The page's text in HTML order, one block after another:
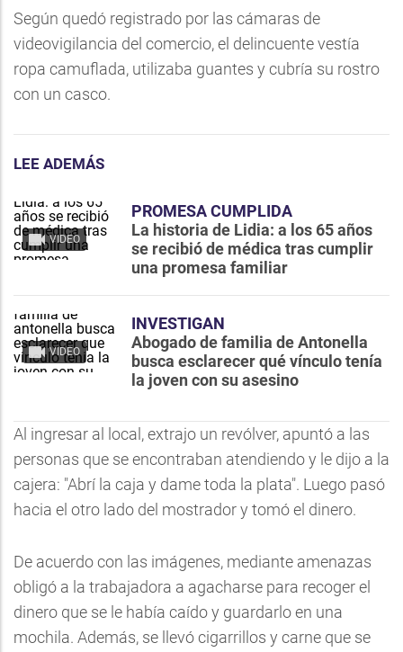
Según quedó registrado por las cámaras de
videovigilancia del comercio, el delincuente vestía
ropa camuflada, utilizaba guantes y cubría su rostro
con un casco.
LEE ADEMÁS
VIDEO
PROMESA CUMPLIDA
La historia de Lidia: a los 65 años
se recibió de médica tras cumplir
una promesa familiar
VIDEO
INVESTIGAN
Abogado de familia de Antonella
busca esclarecer qué vínculo tenía
la joven con su asesino
Al ingresar al local, extrajo un revólver, apuntó a las
personas que se encontraban atendiendo y le dijo a la
cajera: "Abrí la caja y dame toda la plata". Luego pasó
hacia el otro lado del mostrador y tomó el dinero.
De acuerdo con las imágenes, mediante amenazas
obligó a la trabajadora a agacharse para recoger el
dinero que se le había caído y guardarlo en una
mochila. Además, se llevó cigarrillos y carne que se